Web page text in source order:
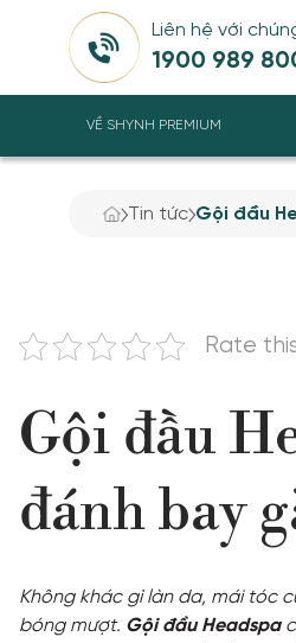
Liên hệ với
1900 989
VỀ SHYNH PREMIUM
Tin tức Gội đầu
Rate
Gội đầu
đánh bay
Không khác gì làn da, mái tóc
bóng mượt. Gội đầu Headspa